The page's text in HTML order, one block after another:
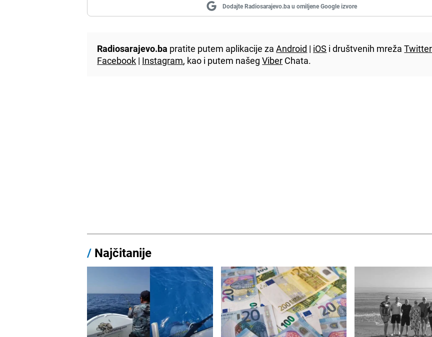
Dodajte Radiosarajevo.ba u omiljene Google izvore
Radiosarajevo.ba pratite putem aplikacije zaAndroid | iOS i društvenih mrežaTwitter
Facebook | Instagram, kao i putem našegViber Chata.
/ Najčitanije